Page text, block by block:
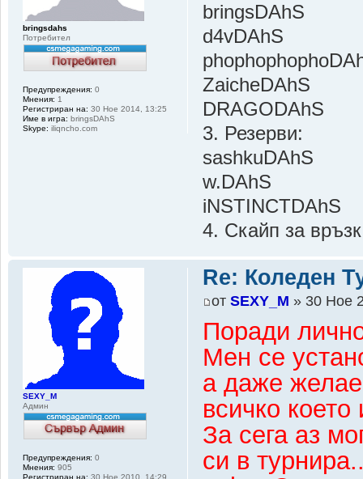
bringsDAhS
d4vDAhS
ZaicheDAhS
DRAGODAhS
3. Резерви:
sashkuDAhS
w.DAhS
iNSTINCTDAhS
4. Скайп за
bringsdahs
Потребител
Предупреждения: 0
Мнения: 1
Регистриран на: 30 Ное 2014, 13:25
Име в игра: bringsDAhS
Skype: iliqncho.com
Re: Коледен
отSEXY_M » 30 Ное
Поради
Мен се
а даже
всичко
За сега аз
си в
SEXY_M
Админ
Предупреждения: 0
Мнения: 905
Регистриран на: 30 Ное 2010, 14:29